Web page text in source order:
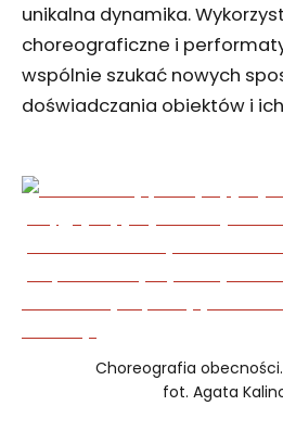
unikalna dynamika.
choreograficzne i
wspólnie szukać nowych
doświadczania obiektów i
Choreografia
fot. Agata